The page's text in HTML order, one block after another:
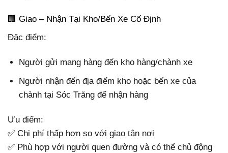
🏢 Giao – Nhận Tại Kho/Bến Xe Cố Định
Đặc điểm:
Người gửi mang hàng đến kho hàng/chành xe
Người nhận đến địa điểm kho hoặc bến xe của
chành tại Sóc Trăng để nhận hàng
Ưu điểm:
✅ Chi phí thấp hơn so với giao tận nơi
✅ Phù hợp với người quen đường và có thể chủ động